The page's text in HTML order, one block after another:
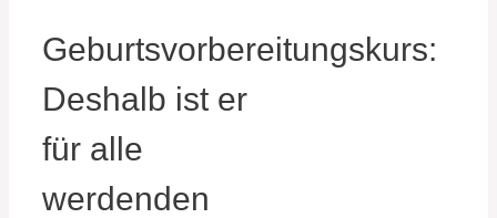
Geburtsvorbereitungskurs:
Deshalb ist er
für alle
werdenden